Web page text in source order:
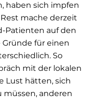
haben sich impfen
mache derzeit
Patienten auf den
für einen
So
mit der lokalen
Lust hätten, sich
müssen, anderen